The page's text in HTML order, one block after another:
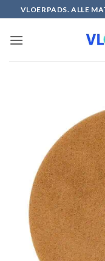
naar
inhoud
VLOERPADS. ALLE